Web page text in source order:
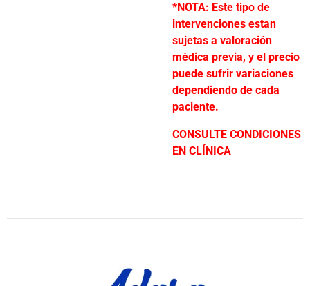
*NOTA: Este tipo de
intervenciones estan
sujetas a valoración
médica previa, y el precio
puede sufrir variaciones
dependiendo de cada
paciente.
CONSULTE CONDICIONES
EN CLÍNICA